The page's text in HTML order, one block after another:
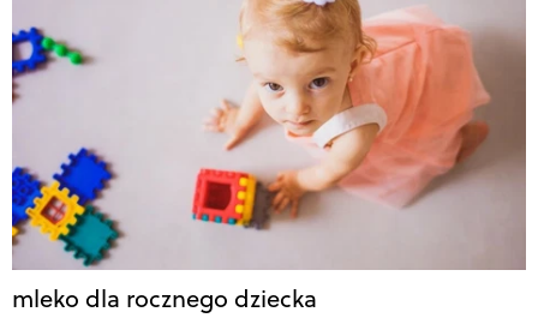
mleko dla rocznego dziecka